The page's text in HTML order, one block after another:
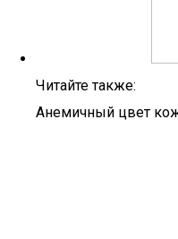
Читайте также:
Анемичный цвет